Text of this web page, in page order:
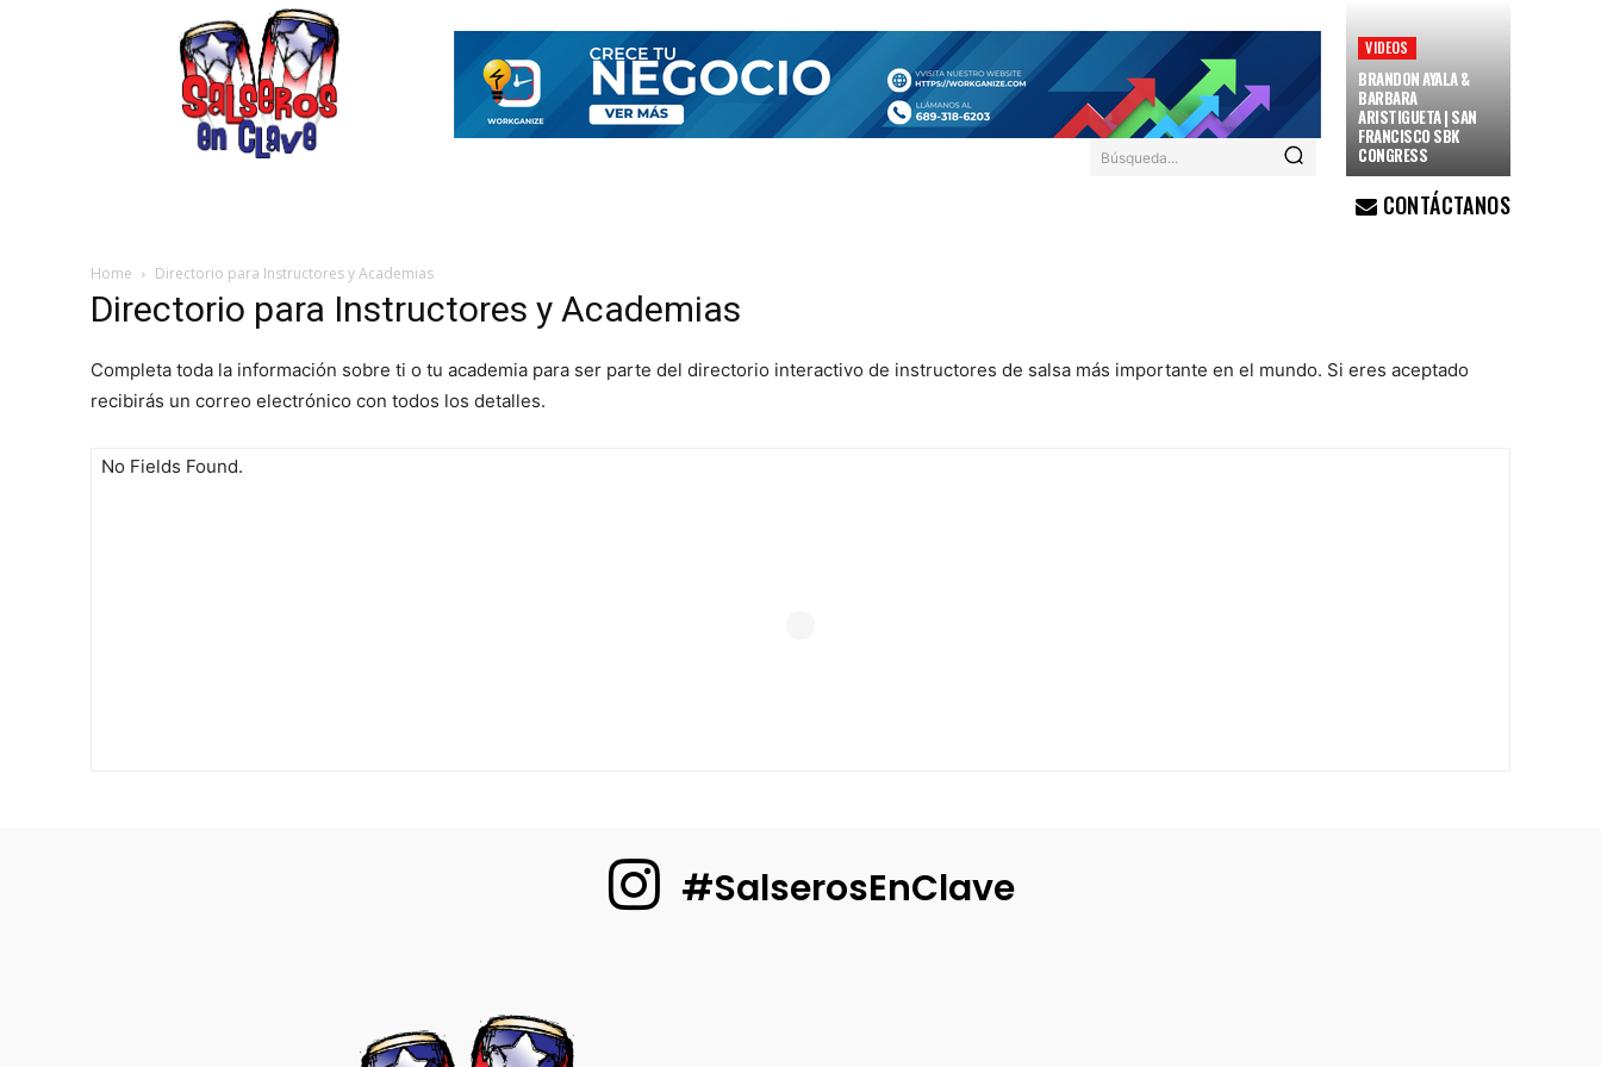
Búsqueda...
VIDEOS
BRANDON AYALA &
BARBARA
ARISTIGUETA | SAN
FRANCISCO SBK
CONGRESS
CONTÁCTANOS
Home Directorio para Instructores y Academias
Directorio para Instructores y Academias
Completa toda la información sobre ti o tu academia para ser parte del directorio interactivo de instructores de salsa más importante en el mundo. Si eres aceptado
recibirás un correo electrónico con todos los detalles.
No Fields Found.
#SalserosEnClave